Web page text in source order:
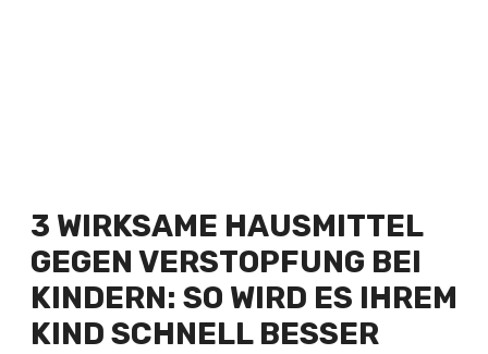
3 WIRKSAME HAUSMITTEL
GEGEN VERSTOPFUNG BEI
KINDERN: SO WIRD ES IHREM
KIND SCHNELL BESSER